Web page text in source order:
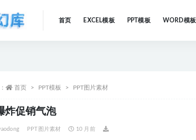
首页 EXCEL模板 PPT模板 WORD模板
首页 PPT模板 PPT图片素材
炸促销气泡
PPT图片素材 10 月前